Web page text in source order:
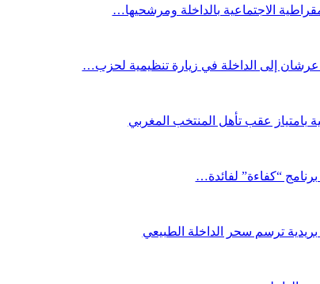
الاجتماعية بالداخلة ومرشحيها…
إلى الداخلة في زيارة تنظيمية لحزب…
بامتياز عقب تأهل المنتخب المغربي
برنامج “كفاءة” لفائدة…
ترسم سحر الداخلة الطبيعي